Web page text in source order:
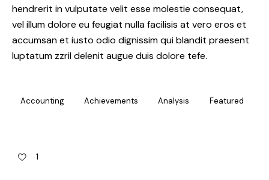
hendrerit in vulputate velit esse molestie consequat,
vel illum dolore eu feugiat nulla facilisis at vero eros et
accumsan et iusto odio dignissim qui blandit praesent
luptatum zzril delenit augue duis dolore tefe.
Accounting Achievements Analysis Featured
1